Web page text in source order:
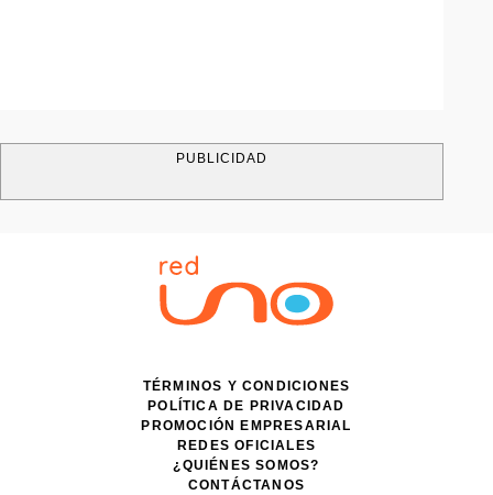
PUBLICIDAD
TÉRMINOS Y CONDICIONES
POLÍTICA DE PRIVACIDAD
PROMOCIÓN EMPRESARIAL
REDES OFICIALES
¿QUIÉNES SOMOS?
CONTÁCTANOS